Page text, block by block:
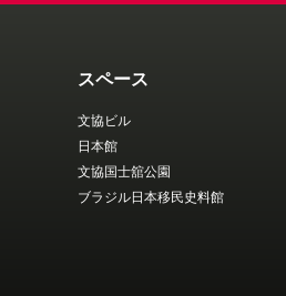
スペース
文協ビル
日本館
文協国士舘公園
ブラジル日本移民史料館